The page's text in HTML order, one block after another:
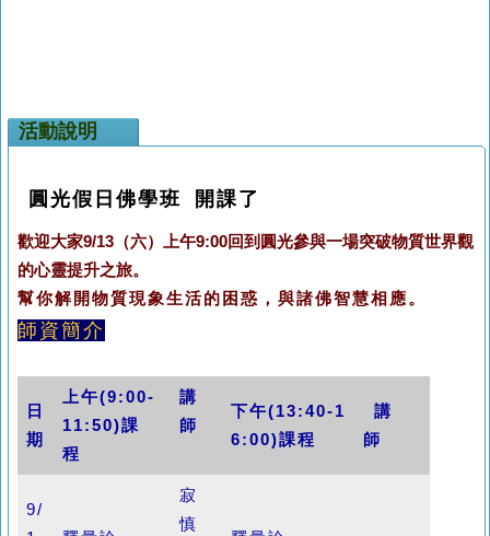
活動說明
圓光假日佛學班 開課了
歡迎大家9/13（六）上午9:00回到圓光參與一場突破物質世界觀
的心靈提升之旅。
幫你解開物質現象生活的困惑，與諸佛智慧相應。
師資簡介
日
期
上午(9:00-
11:50)課
程
講
師
下午(13:40-1
6:00)課程
講
師
9/
寂
慎